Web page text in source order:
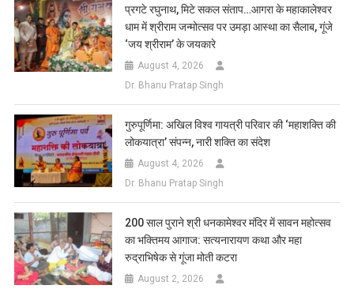
प्रगटे रघुनाथ, मिटे सकल संताप…आगरा के महाकालेश्वर
धाम में श्रीराम जन्मोत्सव पर उमड़ा आस्था का सैलाब, गूंजे
‘जय श्रीराम’ के जयकारे
August 4, 2026
Dr. Bhanu Pratap Singh
गुरुपूर्णिमा: अखिल विश्व गायत्री परिवार की ‘महाशक्ति की
लोकयात्रा’ संपन्न, नारी शक्ति का संदेश
August 4, 2026
Dr. Bhanu Pratap Singh
200 साल पुराने श्री धनकामेश्वर मंदिर में सावन महोत्सव
का भक्तिमय आगाज: सत्यनारायण कथा और महा
रुद्राभिषेक से गूंजा मोती कटरा
August 2, 2026